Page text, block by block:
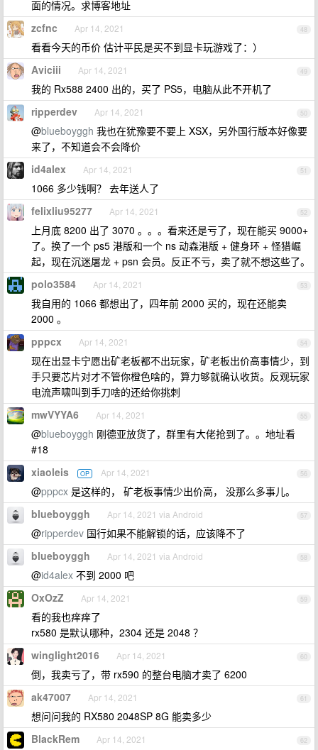
面的情况。求博客地址
48
zcfnc Apr 14, 2021
看看今天的币价 估计平民是买不到显卡玩游戏了：）
49
Aviciii Apr 14, 2021
我的 Rx588 2400 出的，买了 PS5，电脑从此不开机了
50
ripperdev Apr 14, 2021
@blueboyggh 我也在犹豫要不要上 XSX，另外国行版本好像要
来了，不知道会不会降价
51
id4alex Apr 14, 2021
1066 多少钱啊？ 去年送人了
52
felixliu95277 Apr 14, 2021
上月底 8200 出了 3070 。。。看来还是亏了，现在能买 9000+
了。换了一个 ps5 港版和一个 ns 动森港版 + 健身环 + 怪猎崛
起，现在沉迷屠龙 + psn 会员。反正不亏，卖了就不想这些了。
53
polo3584 Apr 14, 2021
我自用的 1066 都想出了，四年前 2000 买的，现在还能卖
2000 。
54
pppcx Apr 14, 2021
现在出显卡宁愿出矿老板都不出玩家，矿老板出价高事情少，到
手只要芯片对才不管你橙色啥的，算力够就确认收货。反观玩家
电流声啸叫到手刀啥的还给你挑刺
55
mwVYYA6 Apr 14, 2021
@blueboyggh 刚德亚放货了，群里有大佬抢到了。。地址看
#18
56
xiaoleis OP Apr 14, 2021
@pppcx 是这样的， 矿老板事情少出价高， 没那么多事儿。
57
blueboyggh Apr 14, 2021 via Android
@ripperdev 国行如果不能解锁的话，应该降不了
58
blueboyggh Apr 14, 2021 via Android
@id4alex 不到 2000 吧
59
OxOzZ Apr 14, 2021
看的我也痒痒了
rx580 是默认哪种，2304 还是 2048 ？
60
winglight2016 Apr 14, 2021
倒，我卖亏了，带 rx590 的整台电脑才卖了 6200
61
ak47007 Apr 14, 2021
想问问我的 RX580 2048SP 8G 能卖多少
62
BlackRem Apr 14, 2021